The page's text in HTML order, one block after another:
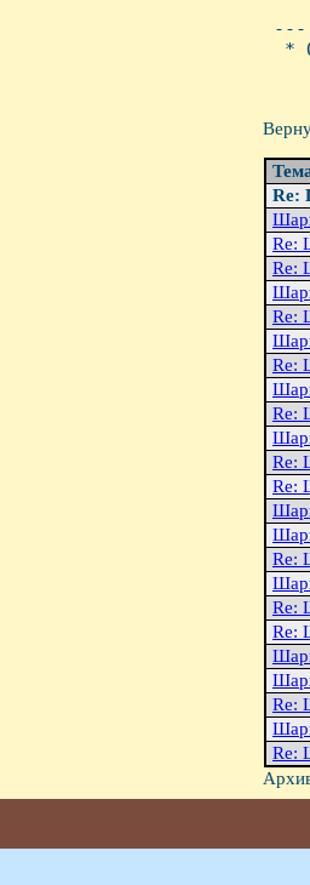
---
*
Re:
Re:
Re:
Re:
Re:
Re:
Re:
Re:
Re:
Re:
Re:
Re:
Re: